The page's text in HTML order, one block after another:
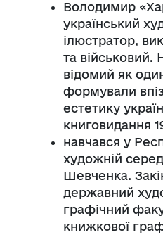
Володимир
український
ілюстратор,
та військовий.
відомий як
формували
естетику
книговидання
навчався у
художній
Шевченка.
державний
графічний
книжкової